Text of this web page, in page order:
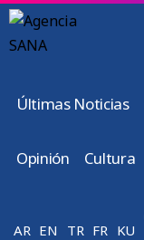
Últimas Noticias
Opinión Cultura
AR EN TR FR KU